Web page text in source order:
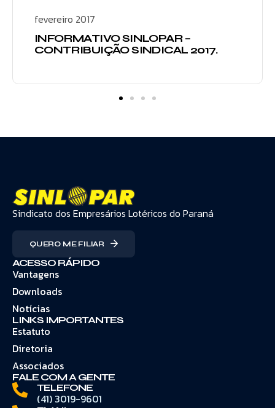
fevereiro 2017
INFORMATIVO SINLOPAR –
CONTRIBUIÇÃO SINDICAL 2017.
Sindicato dos Empresários Lotéricos do Paraná
QUERO ME FILIAR
ACESSO RÁPIDO
Vantagens
Downloads
Notícias
LINKS IMPORTANTES
Estatuto
Diretoria
Associados
FALE COM A GENTE
TELEFONE
(41) 3019-9601